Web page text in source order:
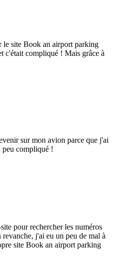
le site Book an airport parking
c'était compliqué ! Mais grâce à
sur mon avion parce que j'ai
peu compliqué !
pour rechercher les numéros
j'ai eu un peu de mal à
site Book an airport parking